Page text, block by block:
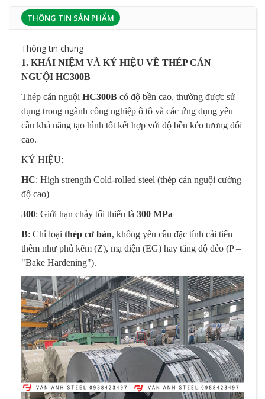
THÔNG TIN SẢN PHẨM
Thông tin chung
1. KHÁI NIỆM VÀ KÝ HIỆU VỀ THÉP CÁN
NGUỘI HC300B
Thép cán nguội HC300B có độ bền cao, thường được sử
dụng trong ngành công nghiệp ô tô và các ứng dụng yêu
cầu khả năng tạo hình tốt kết hợp với độ bền kéo tương đối
cao.
KÝ HIỆU:
HC: High strength Cold-rolled steel (thép cán nguội cường
độ cao)
300: Giới hạn chảy tối thiểu là 300 MPa
B: Chỉ loại thép cơ bản, không yêu cầu đặc tính cải tiến
thêm như phủ kẽm (Z), mạ điện (EG) hay tăng độ dẻo (P –
"Bake Hardening").